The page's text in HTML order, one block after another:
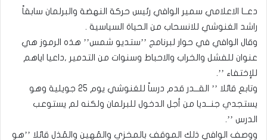
دعــا الاعلامي سمير الوافي رئيس حركة النهضة والبرلمان سابقاً
راشد الغنوشي للانسحاب من الحياة السياسية .
وقال الوافي في حوار لبرنامج ’’ستديو شمس’’ هذه الرموز هي
عنوان للفشل والخراب والاحباط وسنوات من التدمير ,داعيا اياهم
للإختفاء ’’.
وتابع قائلا ’’ القــدر قدم درساً للغنوشي يوم 25 جويلية وهو
يستجدي جنــديا من أجل الدخول للبرلمان ولكنه لم يستوعب
الدرس ’’.
ووصف الوافي ذلك الموقف بالمخزي والمُهين والمُذل قائلا ’’هو